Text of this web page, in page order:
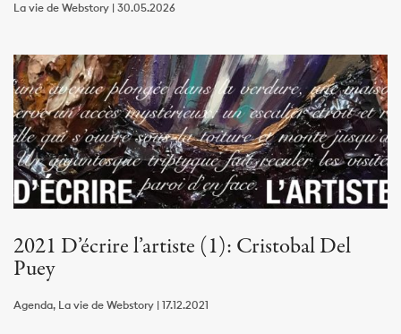
La vie de Webstory | 30.05.2026
2021 D’écrire l’artiste (1): Cristobal Del
Puey
Agenda, La vie de Webstory | 17.12.2021